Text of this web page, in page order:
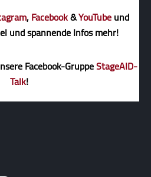
,Facebook&YouTubeund
und spannende Infos mehr!
Facebook-GruppeStageAID-
Talk!